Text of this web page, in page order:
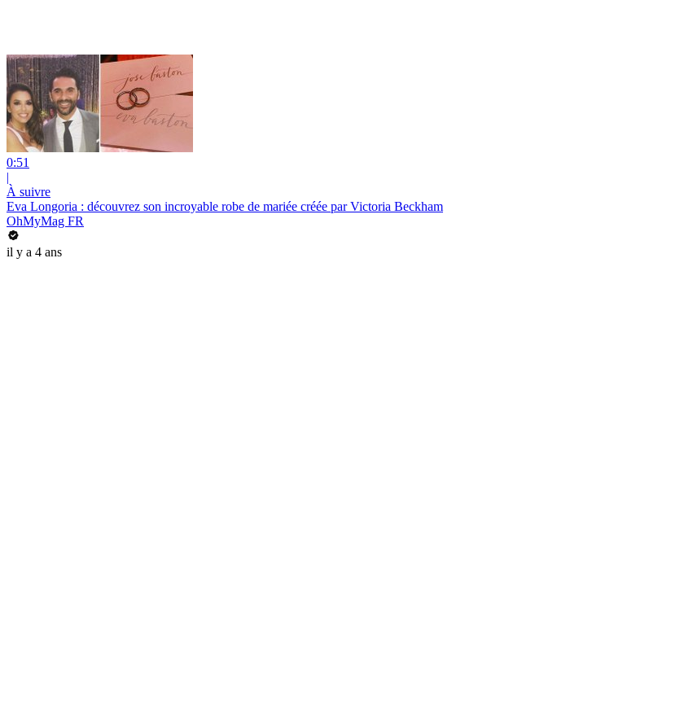
0:51
|
À suivre
Eva Longoria : découvrez son incroyable robe de mariée créée par Victoria Beckham
OhMyMag FR
il y a 4 ans